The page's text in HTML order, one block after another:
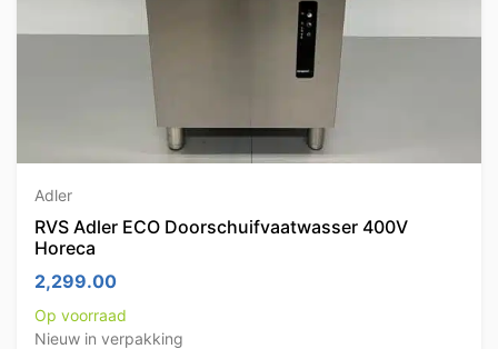
Adler
RVS Adler ECO Doorschuifvaatwasser 400V
Horeca
2,299.00
Op voorraad
Nieuw in verpakking